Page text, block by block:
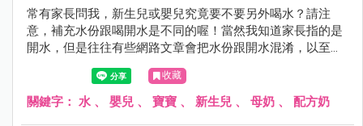
常有家長問我，新生兒或嬰兒究竟要不要另外喝水？請注
意，補充水份跟喝開水是不同的喔！當然我知道家長指的是
開水，但是往往有些網路文章會把水份跟開水混淆，以至於
家長霧裡看花，不知究竟是哪一篇文章說的是對的。
收藏
關鍵字： 水 、 嬰兒 、 寶寶 、 新生兒 、 母奶 、 配方奶